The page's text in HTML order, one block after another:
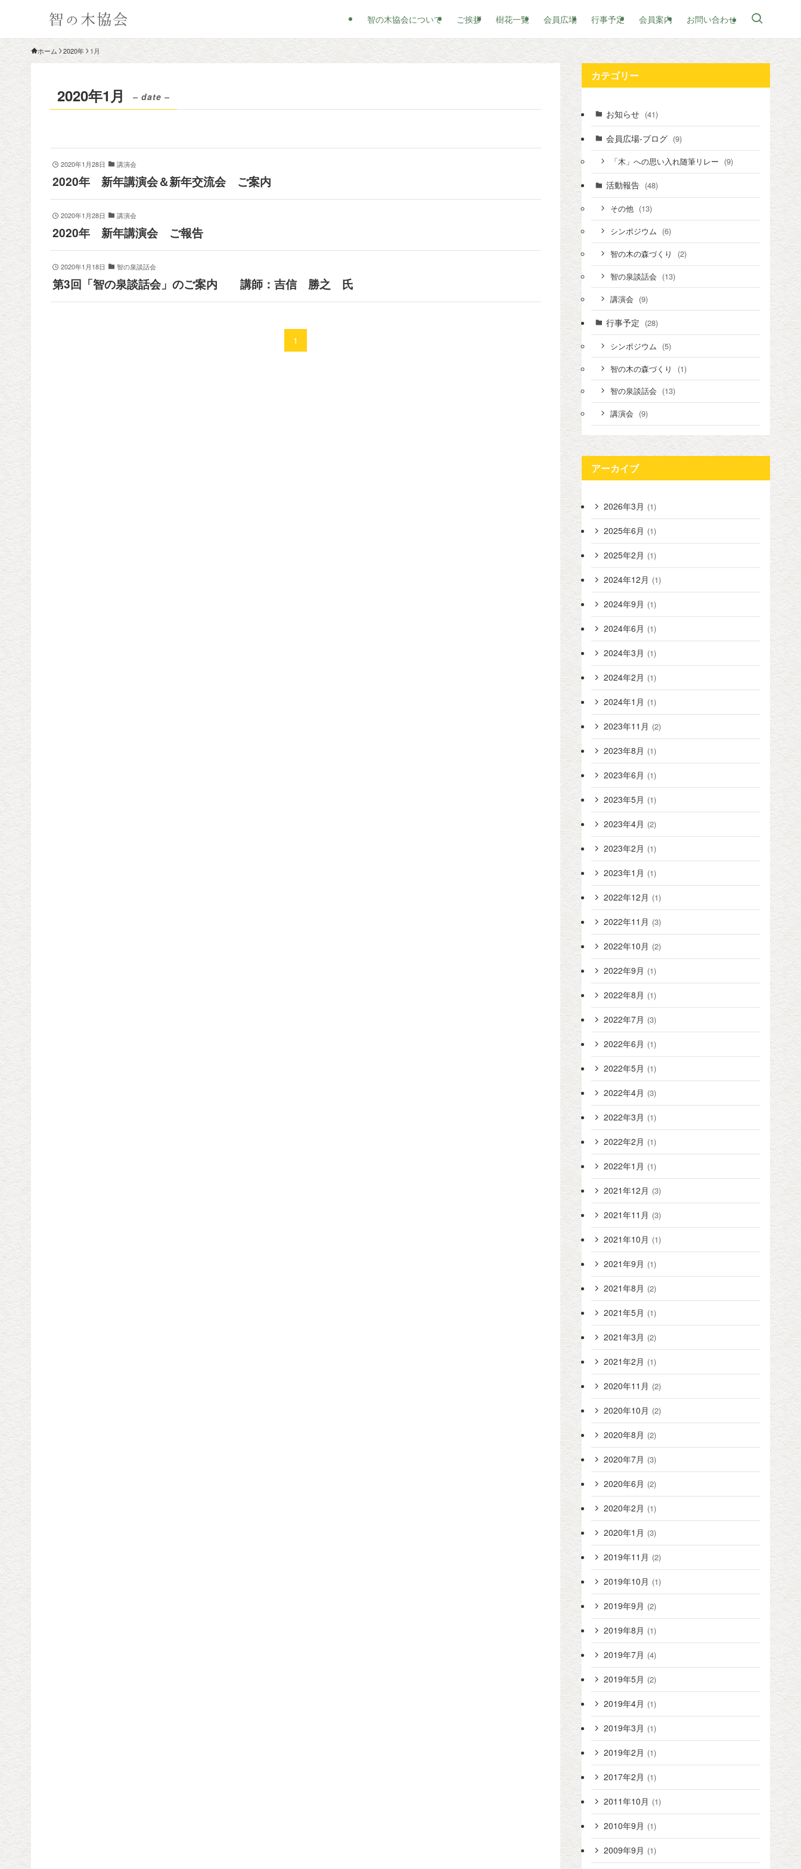
智の木協会について ご挨拶 樹花一覧 会員広場 行事予定 会員案内 お問い合わせ
ホーム 2020年 1月
2020年1月 – date –
2020年1月28日 講演会
2020年 新年講演会＆新年交流会 ご案内
2020年1月28日 講演会
2020年 新年講演会 ご報告
2020年1月18日 智の泉談話会
第3回「智の泉談話会」のご案内 講師：吉信 勝之 氏
1
カテゴリー
お知らせ (41)
会員広場-ブログ (9)
「木」への思い入れ随筆リレー (9)
活動報告 (48)
その他 (13)
シンポジウム (6)
智の木の森づくり (2)
智の泉談話会 (13)
講演会 (9)
行事予定 (28)
シンポジウム (5)
智の木の森づくり (1)
智の泉談話会 (13)
講演会 (9)
アーカイブ
2026年3月 (1)
2025年6月 (1)
2025年2月 (1)
2024年12月 (1)
2024年9月 (1)
2024年6月 (1)
2024年3月 (1)
2024年2月 (1)
2024年1月 (1)
2023年11月 (2)
2023年8月 (1)
2023年6月 (1)
2023年5月 (1)
2023年4月 (2)
2023年2月 (1)
2023年1月 (1)
2022年12月 (1)
2022年11月 (3)
2022年10月 (2)
2022年9月 (1)
2022年8月 (1)
2022年7月 (3)
2022年6月 (1)
2022年5月 (1)
2022年4月 (3)
2022年3月 (1)
2022年2月 (1)
2022年1月 (1)
2021年12月 (3)
2021年11月 (3)
2021年10月 (1)
2021年9月 (1)
2021年8月 (2)
2021年5月 (1)
2021年3月 (2)
2021年2月 (1)
2020年11月 (2)
2020年10月 (2)
2020年8月 (2)
2020年7月 (3)
2020年6月 (2)
2020年2月 (1)
2020年1月 (3)
2019年11月 (2)
2019年10月 (1)
2019年9月 (2)
2019年8月 (1)
2019年7月 (4)
2019年5月 (2)
2019年4月 (1)
2019年3月 (1)
2019年2月 (1)
2017年2月 (1)
2011年10月 (1)
2010年9月 (1)
2009年9月 (1)